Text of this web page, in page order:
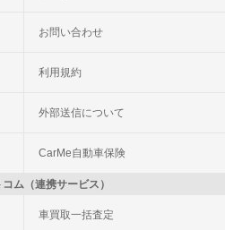
お問い合わせ
利用規約
外部送信について
CarMe自動車保険
ム（連携サービス）
車買取一括査定